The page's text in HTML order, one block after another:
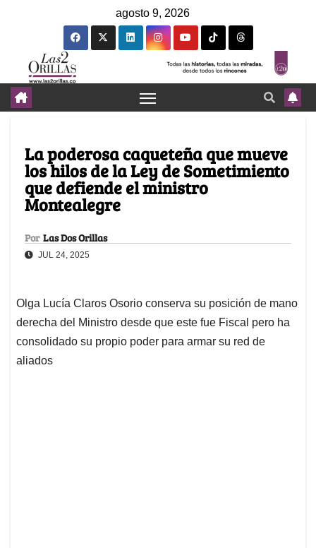
agosto 9, 2026
La poderosa caqueteña que mueve
los hilos de la Ley de Sometimiento
que defiende el ministro
Montealegre
Por Las Dos Orillas
JUL 24, 2025
Olga Lucía Claros Osorio conserva su posición de mano
derecha del Ministro desde que este fue Fiscal pero ha
consolidado su propio poder para armar su red de
aliados